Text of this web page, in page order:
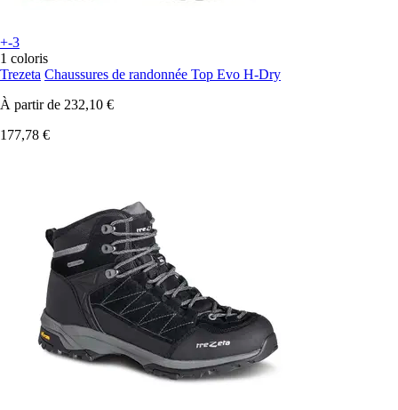
+-3
1 coloris
Trezeta Chaussures de randonnée Top Evo H-Dry
À partir de 232,10 €
177,78 €